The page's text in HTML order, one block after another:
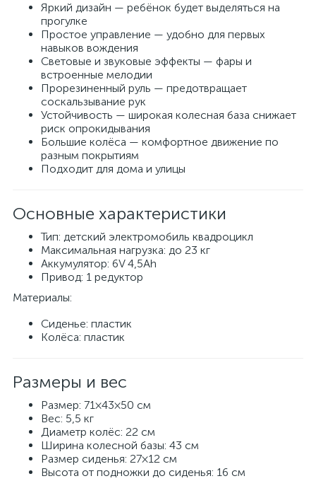
Яркий дизайн — ребёнок будет выделяться на
прогулке
Простое управление — удобно для первых
навыков вождения
Световые и звуковые эффекты — фары и
встроенные мелодии
Прорезиненный руль — предотвращает
соскальзывание рук
Устойчивость — широкая колесная база снижает
риск опрокидывания
Большие колёса — комфортное движение по
разным покрытиям
Подходит для дома и улицы
Основные характеристики
Тип: детский электромобиль квадроцикл
Максимальная нагрузка: до 23 кг
Аккумулятор: 6V 4,5Ah
Привод: 1 редуктор
Материалы:
Сиденье: пластик
Колёса: пластик
Размеры и вес
Размер: 71×43×50 см
Вес: 5,5 кг
Диаметр колёс: 22 см
Ширина колесной базы: 43 см
Размер сиденья: 27×12 см
Высота от подножки до сиденья: 16 см